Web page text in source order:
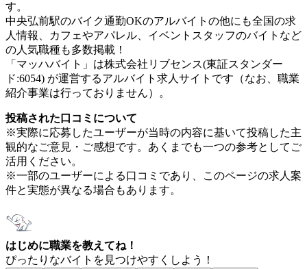
す。
中央弘前駅のバイク通勤OKのアルバイトの他にも全国の求
人情報、カフェやアパレル、イベントスタッフのバイトなど
の人気職種も多数掲載！
「マッハバイト」は株式会社リブセンス(東証スタンダー
ド:6054) が運営するアルバイト求人サイトです（なお、職業
紹介事業は行っておりません）。
投稿された口コミについて
※実際に応募したユーザーが当時の内容に基いて投稿した主
観的なご意見・ご感想です。あくまでも一つの参考としてご
活用ください。
※一部のユーザーによる口コミであり、このページの求人案
件と実態が異なる場合もあります。
はじめに職業を教えてね！
ぴったりなバイトを見つけやすくしよう！